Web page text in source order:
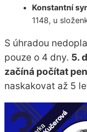
Konstantní
1148, u
S úhradou
pouze o 4 dny. 5.
začíná počítat
naskakovat až 5